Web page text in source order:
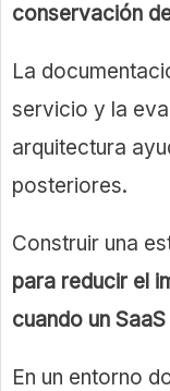
conservación
La
servicio y la
arquitectura
posteriores.
Construir una
para reducir el
cuando un
En un entorno